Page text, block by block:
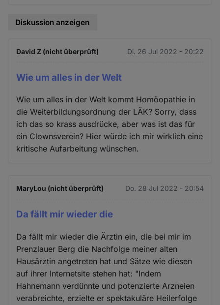
Diskussion anzeigen
David Z (nicht überprüft) Di. 26 Jul 2022 - 20:22
Wie um alles in der Welt
Wie um alles in der Welt kommt Homöopathie in
die Weiterbildungsordnung der LÄK? Sorry, dass
ich das so krass ausdrücke, aber was ist das für
ein Clownsverein? Hier würde ich mir wirklich eine
kritische Aufarbeitung wünschen.
MaryLou (nicht überprüft) Do. 28 Jul 2022 - 20:54
Da fällt mir wieder die
Da fällt mir wieder die Ärztin ein, die bei mir im
Prenzlauer Berg die Nachfolge meiner alten
Hausärztin angetreten hat und Sätze wie diesen
auf ihrer Internetsite stehen hat: "Indem
Hahnemann verdünnte und potenzierte Arzneien
verabreichte, erzielte er spektakuläre Heilerfolge